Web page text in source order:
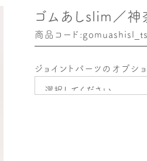
ゴムあしslim／
商品コード
ジョイントパーツのオプシ